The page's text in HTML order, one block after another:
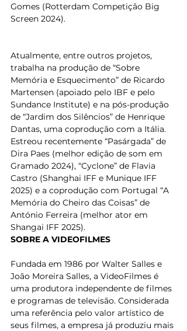
Gomes (Rotterdam Competição Big
Screen 2024).
Atualmente, entre outros projetos,
trabalha na produção de “Sobre
Memória e Esquecimento” de Ricardo
Martensen (apoiado pelo IBF e pelo
Sundance Institute) e na pós-produção
de “Jardim dos Silêncios” de Henrique
Dantas, uma coprodução com a Itália.
Estreou recentemente “Pasárgada” de
Dira Paes (melhor edição de som em
Gramado 2024), “Cyclone” de Flavia
Castro (Shanghai IFF e Munique IFF
2025) e a coprodução com Portugal “A
Memória do Cheiro das Coisas” de
António Ferreira (melhor ator em
Shangai IFF 2025).
SOBRE A VIDEOFILMES
Fundada em 1986 por Walter Salles e
João Moreira Salles, a VideoFilmes é
uma produtora independente de filmes
e programas de televisão. Considerada
uma referência pelo valor artístico de
seus filmes, a empresa já produziu mais